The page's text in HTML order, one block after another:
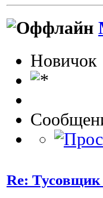
Новичок
Re: Тусовщик